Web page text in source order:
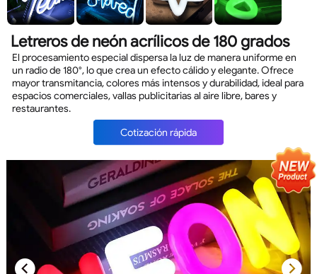
Letreros de neón acrílicos de 180 grados
El procesamiento especial dispersa la luz de manera uniforme en
un radio de 180°, lo que crea un efecto cálido y elegante. Ofrece
mayor transmitancia, colores más intensos y durabilidad, ideal para
espacios comerciales, vallas publicitarias al aire libre, bares y
restaurantes.
Cotización rápida